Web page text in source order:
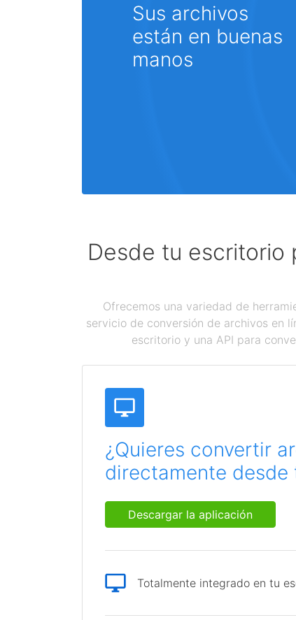
Sus archivos
están en buenas
manos
Desde tu escritorio
Ofrecemos una variedad de
servicio de conversión de archivos en
escritorio y una API para
¿Quieres convertir
directamente desde
Descargar la aplicación
Totalmente integrado en tu